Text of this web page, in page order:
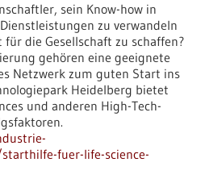
sein Know-how in
zu verwandeln
die Gesellschaft zu schaffen?
gehören eine geeignete
Netzwerk zum guten Start ins
Heidelberg bietet
und anderen High-Tech-
fuer-life-science-